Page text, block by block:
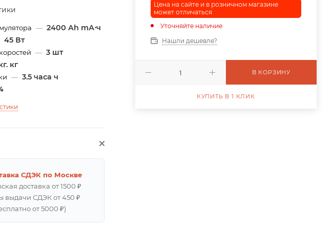
— 2400 Ah mА⋅ч
45 Вт
— 3 шт
кг
— 3.5 часа ч
СДЭК по Москве
доставка от 1500 ₽
выдачи СДЭК от 450 ₽
от 5000 ₽)
Цена на сайте и в розничном магазине
может отличаться
Уточняйте наличие
Нашли дешевле?
В КОРЗИНУ
КУПИТЬ В 1 КЛИК